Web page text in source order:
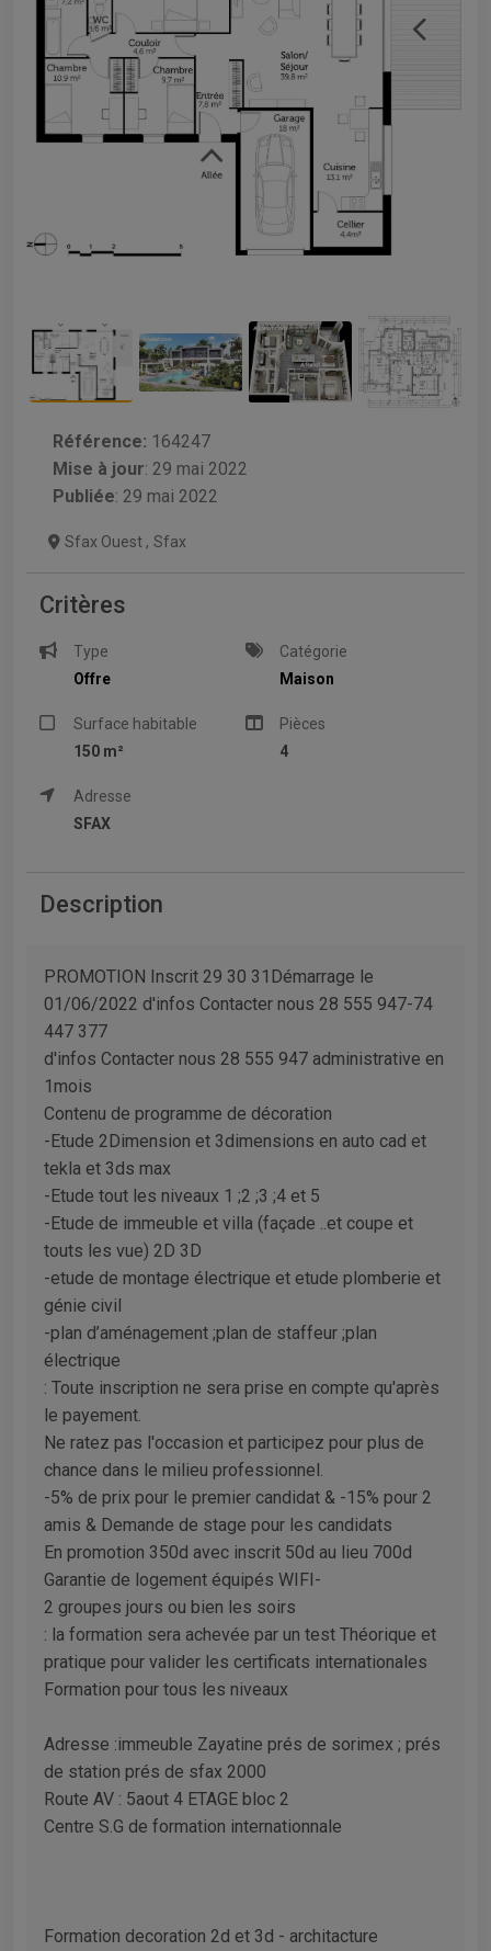
Référence: 164247
Mise à jour: 29 mai 2022
Publiée: 29 mai 2022
Sfax Ouest , Sfax
Critères
Type
Offre
Catégorie
Maison
Surface habitable
150 m²
Pièces
4
Adresse
SFAX
Description
PROMOTION Inscrit 29 30 31Démarrage le
01/06/2022 d'infos Contacter nous 28 555 947-74
447 377
d'infos Contacter nous 28 555 947 administrative en
1mois
Contenu de programme de décoration
-Etude 2Dimension et 3dimensions en auto cad et
tekla et 3ds max
-Etude tout les niveaux 1 ;2 ;3 ;4 et 5
-Etude de immeuble et villa (façade ..et coupe et
touts les vue) 2D 3D
-etude de montage électrique et etude plomberie et
génie civil
-plan d’aménagement ;plan de staffeur ;plan
électrique
: Toute inscription ne sera prise en compte qu'après
le payement.
Ne ratez pas l'occasion et participez pour plus de
chance dans le milieu professionnel.
-5% de prix pour le premier candidat & -15% pour 2
amis & Demande de stage pour les candidats
En promotion 350d avec inscrit 50d au lieu 700d
Garantie de logement équipés WIFI-
2 groupes jours ou bien les soirs
: la formation sera achevée par un test Théorique et
pratique pour valider les certificats internationales
Formation pour tous les niveaux
Adresse :immeuble Zayatine prés de sorimex ; prés
de station prés de sfax 2000
Route AV : 5aout 4 ETAGE bloc 2
Centre S.G de formation internationnale
Formation decoration 2d et 3d - architacture